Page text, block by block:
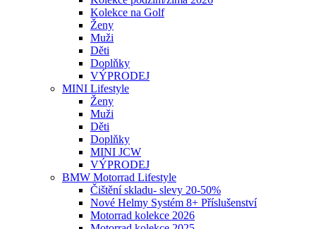
Kolekce na Golf
Ženy
Muži
Děti
Doplňky
VÝPRODEJ
MINI Lifestyle
Ženy
Muži
Děti
Doplňky
MINI JCW
VÝPRODEJ
BMW Motorrad Lifestyle
Čištění skladu- slevy 20-50%
Nové Helmy Systém 8+ Příslušenství
Motorrad kolekce 2026